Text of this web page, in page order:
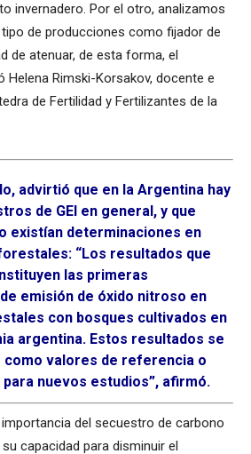
invernadero. Por el otro, analizamos
de producciones como fijador de
de atenuar, de esta forma, el
Helena Rimski-Korsakov, docente e
de Fertilidad y Fertilizantes de la
advirtió que en la Argentina hay
de GEI en general, y que
existían determinaciones en
“Los resultados que
las primeras
emisión de óxido nitroso en
con bosques cultivados en
argentina. Estos resultados se
como valores de referencia o
nuevos estudios”, afirmó.
del secuestro de carbono
capacidad para disminuir el